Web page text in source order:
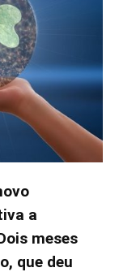
a
meses
que deu